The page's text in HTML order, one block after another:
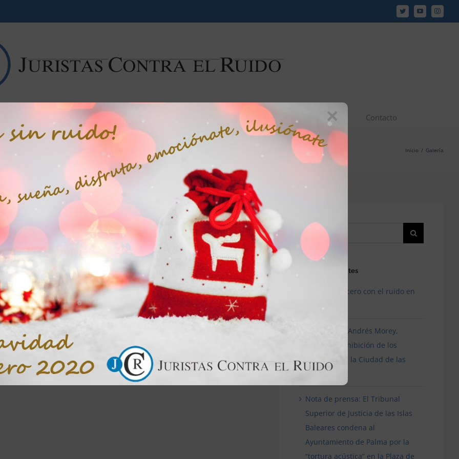
TwitterYouTube
Campaña contra el ruido Noticias Artículos y vídeos JCR en los medios Contacto
Inicio / Galería
I JORNADA TÉCNICA SOBRE EL
RUIDO
23 de julio de 2019 JCR en los medios Comentarios desactivadosen
JORNADA
TÉCNICA
SOBRE
RUIDO
Continúan las ponencias en la Jornada, Yomara García expone “El
ruido del ocio. La acumulación de locales de ocio en zonas
residenciales”
Más información
Buscar:
Entradas recientes
¿Tolerancia cero con el ruido en
Entrevista a Andrés Morey,
sobre la prohibición de los
festivales en la Ciudad de las
Artes
Nota de prensa: El Tribunal
Superior de Justicia de las Islas
Baleares condena al
Ayuntamiento de Palma por la
“tortura acústica” en la Plaza de
×